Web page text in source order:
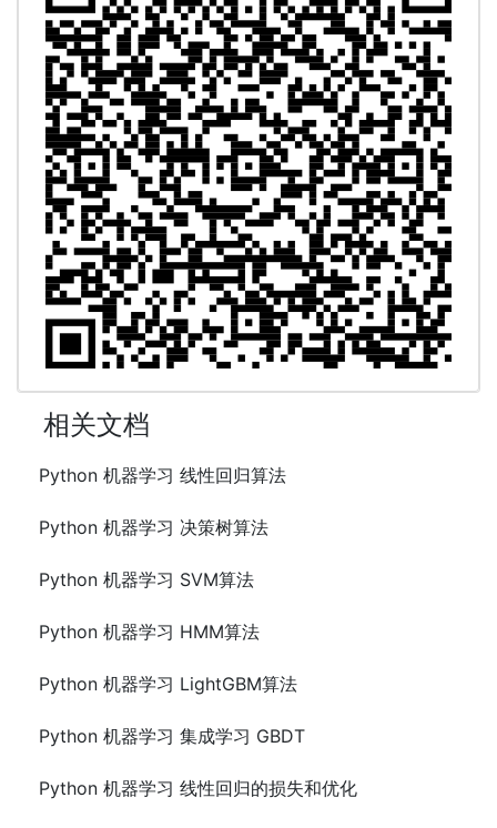
相关文档
Python 机器学习 线性回归算法
Python 机器学习 决策树算法
Python 机器学习 SVM算法
Python 机器学习 HMM算法
Python 机器学习 LightGBM算法
Python 机器学习 集成学习 GBDT
Python 机器学习 线性回归的损失和优化